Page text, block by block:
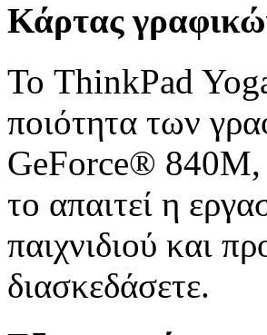
Κάρτας
Το ThinkPad
ποιότητα των
GeForce® 840M,
το απαιτεί η
παιχνιδιού και
διασκεδάσετε.